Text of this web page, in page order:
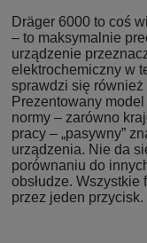
Dräger 6000 to coś
– to maksymalnie
urządzenie
elektrochemiczny w
sprawdzi się również
Prezentowany
normy – zarówno
pracy – „pasywny”
urządzenia. Nie da
porównaniu do
obsłudze. Wszystkie
przez jeden przycisk.